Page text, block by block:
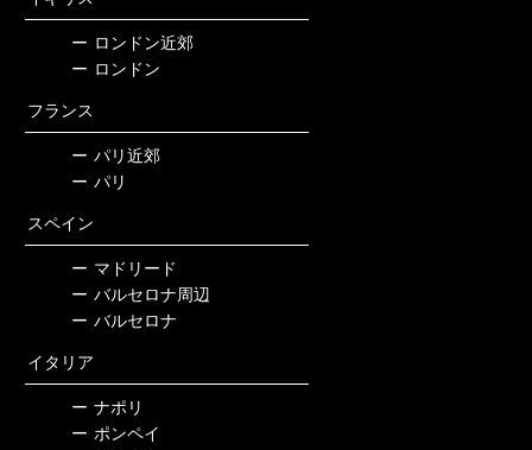
ー ロンドン近郊
ー ロンドン
フランス
ー パリ近郊
ー パリ
スペイン
ー マドリード
ー バルセロナ周辺
ー バルセロナ
イタリア
ー ナポリ
ー ポンペイ